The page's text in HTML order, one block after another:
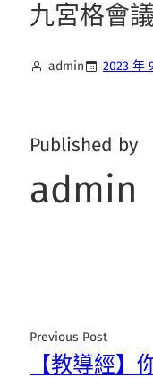
九宮格會
admin 2023 年
Published by
admin
Previous Post
【教導經】